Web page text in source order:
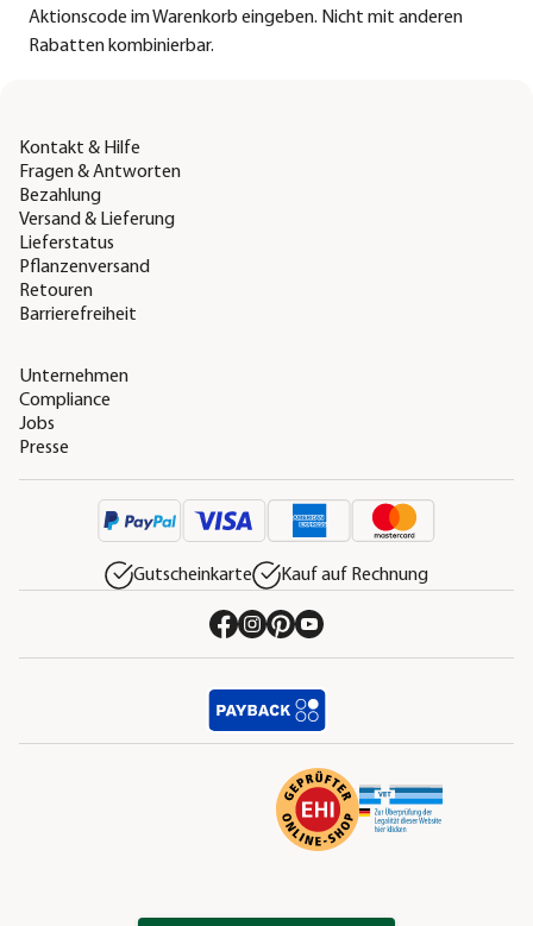
Aktionscode im Warenkorb eingeben. Nicht mit anderen
Rabatten kombinierbar.
Kontakt & Hilfe
Fragen & Antworten
Bezahlung
Versand & Lieferung
Lieferstatus
Pflanzenversand
Retouren
Barrierefreiheit
Unternehmen
Compliance
Jobs
Presse
Gutscheinkarte Kauf auf Rechnung